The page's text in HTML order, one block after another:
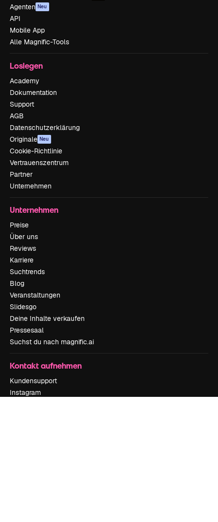
Agenten Neu
API
Mobile App
Alle Magnific-Tools
Loslegen
Academy
Dokumentation
Support
AGB
Datenschutzerklärung
Originale Neu
Cookie-Richtlinie
Vertrauenszentrum
Partner
Unternehmen
Unternehmen
Preise
Über uns
Reviews
Karriere
Suchtrends
Blog
Veranstaltungen
Slidesgo
Deine Inhalte verkaufen
Pressesaal
Suchst du nach magnific.ai
Kontakt aufnehmen
Kundensupport
Instagram